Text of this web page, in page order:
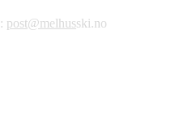
: post@melhusski.no